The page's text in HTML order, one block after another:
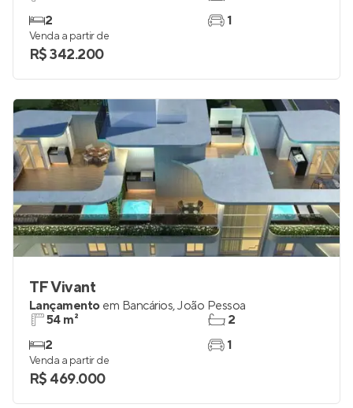
2
1
Venda a partir de
R$ 342.200
TF Vivant
Lançamento em Bancários,João Pessoa
54 m²
2
2
1
Venda a partir de
R$ 469.000